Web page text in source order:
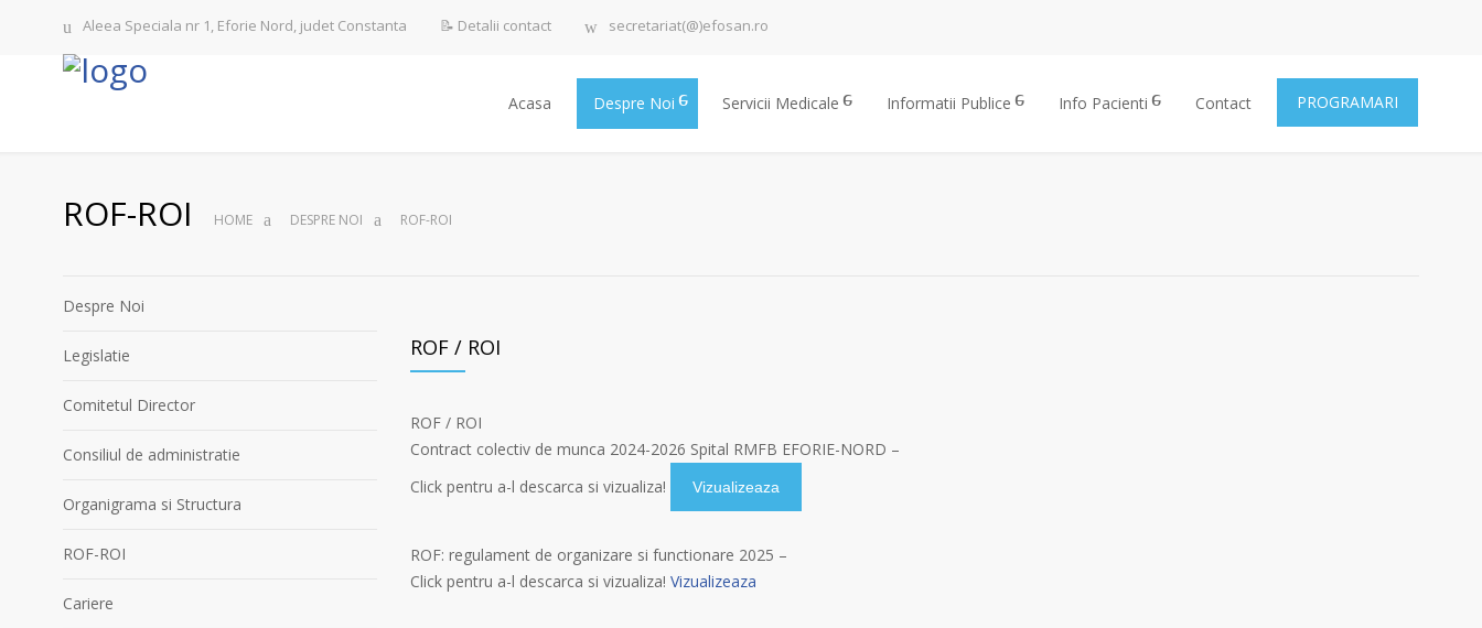
Aleea Speciala nr 1, Eforie Nord, judet Constanta 📝 Detalii contact secretariat(@)efosan.ro
Acasa Despre Noi Servicii Medicale Informatii Publice Info Pacienti Contact PROGRAMARI
ROF-ROI HOME DESPRE NOI ROF-ROI
Despre Noi
Legislatie
Comitetul Director
Consiliul de administratie
Organigrama si Structura
ROF-ROI
Cariere
ROF / ROI
ROF / ROI
Contract colectiv de munca 2024-2026 Spital RMFB EFORIE-NORD –
Click pentru a-l descarca si vizualiza!
Vizualizeaza
ROF: regulament de organizare si functionare 2025 –
Click pentru a-l descarca si vizualiza! Vizualizeaza